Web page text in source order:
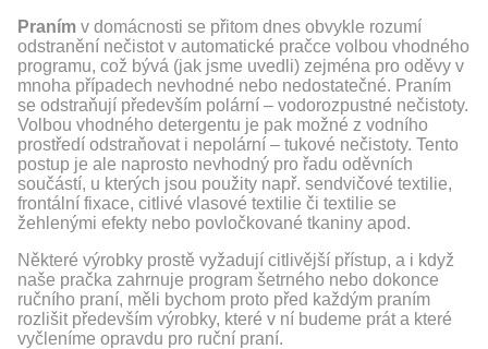
Praním v domácnosti se přitom dnes obvykle rozumí
odstranění nečistot v automatické pračce volbou vhodného
programu, což bývá (jak jsme uvedli) zejména pro oděvy v
mnoha případech nevhodné nebo nedostatečné. Praním
se odstraňují především polární – vodorozpustné nečistoty.
Volbou vhodného detergentu je pak možné z vodního
prostředí odstraňovat i nepolární – tukové nečistoty. Tento
postup je ale naprosto nevhodný pro řadu oděvních
součástí, u kterých jsou použity např. sendvičové textilie,
frontální fixace, citlivé vlasové textilie či textilie se
žehlenými efekty nebo povločkované tkaniny apod.
Některé výrobky prostě vyžadují citlivější přístup, a i když
naše pračka zahrnuje program šetrného nebo dokonce
ručního praní, měli bychom proto před každým praním
rozlišit především výrobky, které v ní budeme prát a které
vyčleníme opravdu pro ruční praní.